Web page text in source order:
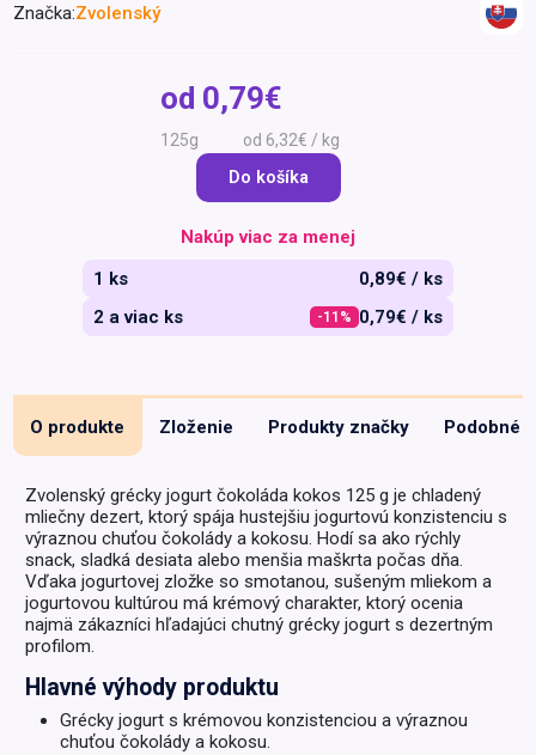
Špeciálna výživa a
Drogéria a kozmetika
Domácnosť a kancelária
Domáci miláčikovia
Lekáreň
Značka:Zvolenský
od 0,79€
125g od 6,32€ / kg
Do košíka
Nakúp viac za menej
1 ks
0,89€ / ks
2 a viac ks
-11% 0,79€ / ks
O produkte Zloženie Produkty značky Podobné
Zvolenský grécky jogurt čokoláda kokos 125 g je chladený
mliečny dezert, ktorý spája hustejšiu jogurtovú konzistenciu s
výraznou chuťou čokolády a kokosu. Hodí sa ako rýchly
snack, sladká desiata alebo menšia maškrta počas dňa.
Vďaka jogurtovej zložke so smotanou, sušeným mliekom a
jogurtovou kultúrou má krémový charakter, ktorý ocenia
najmä zákazníci hľadajúci chutný grécky jogurt s dezertným
profilom.
Hlavné výhody produktu
Grécky jogurt s krémovou konzistenciou a výraznou
chuťou čokolády a kokosu.